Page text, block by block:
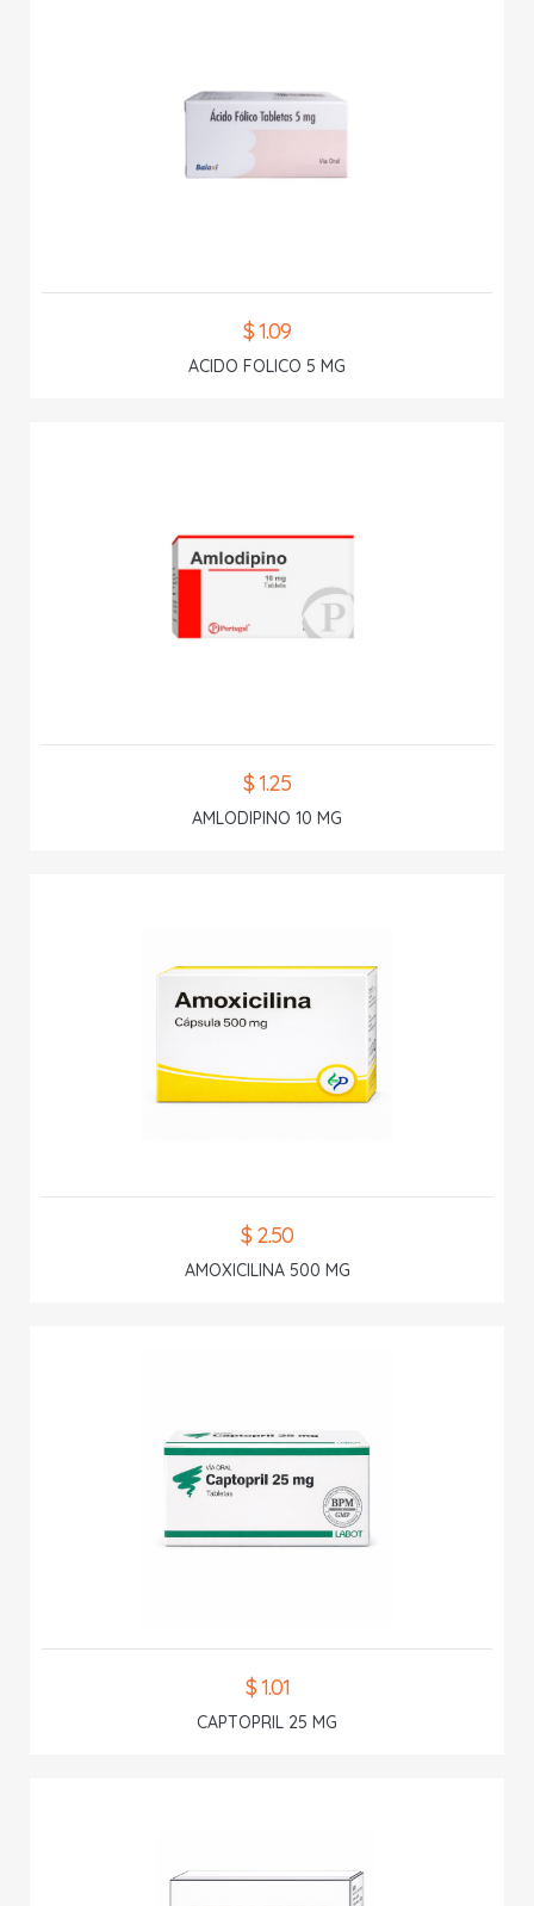
$ 1.09
ACIDO FOLICO 5 MG
$ 1.25
AMLODIPINO 10 MG
$ 2.50
AMOXICILINA 500 MG
$ 1.01
CAPTOPRIL 25 MG